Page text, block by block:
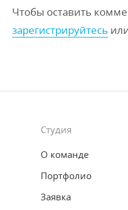
Чтобы оставить
зарегистрируйтесь
Студия
О команде
Портфолио
Заявка